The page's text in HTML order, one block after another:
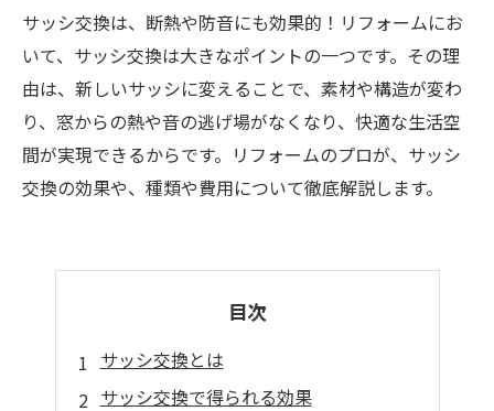
サッシ交換は、断熱や防音にも効果的！リフォームにお
いて、サッシ交換は大きなポイントの一つです。その理
由は、新しいサッシに変えることで、素材や構造が変わ
り、窓からの熱や音の逃げ場がなくなり、快適な生活空
間が実現できるからです。リフォームのプロが、サッシ
交換の効果や、種類や費用について徹底解説します。
目次
サッシ交換とは
サッシ交換で得られる効果